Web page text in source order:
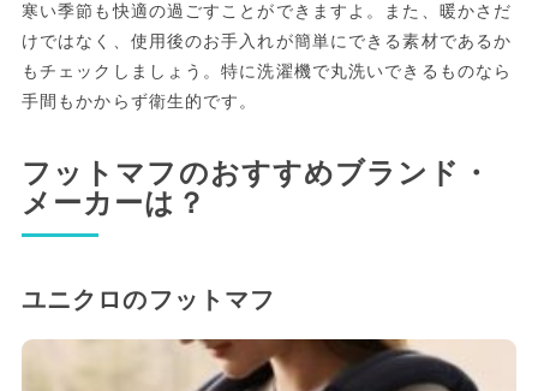
寒い季節も快適の過ごすことができますよ。また、暖かさだ
けではなく、使用後のお手入れが簡単にできる素材であるか
もチェックしましょう。特に洗濯機で丸洗いできるものなら
手間もかからず衛生的です。
フットマフのおすすめブランド・
メーカーは？
ユニクロのフットマフ